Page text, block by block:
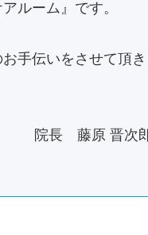
ルーム』です。
手伝いをさせて頂き
院長 藤原 晋次